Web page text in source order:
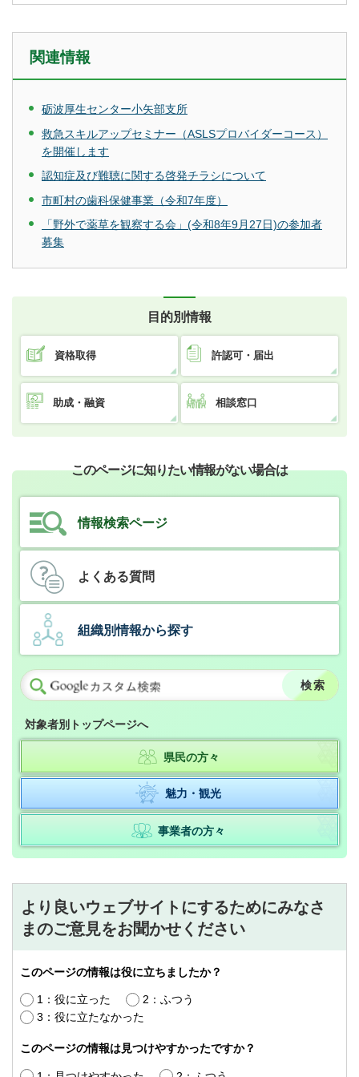
関連情報
砺波厚生センター小矢部支所
救急スキルアップセミナー（ASLSプロバイダーコース）
を開催します
認知症及び難聴に関する啓発チラシについて
市町村の歯科保健事業（令和7年度）
「野外で薬草を観察する会」(令和8年9月27日)の参加者
募集
目的別情報
資格取得 許認可・届出
助成・融資 相談窓口
このページに知りたい情報がない場合は
情報検索ページ
よくある質問
組織別情報から探す
対象者別トップページへ
県民の方々
魅力・観光
事業者の方々
より良いウェブサイトにするためにみなさ
まのご意見をお聞かせください
このページの情報は役に立ちましたか？
1：役に立った
2：ふつう
3：役に立たなかった
このページの情報は見つけやすかったですか？